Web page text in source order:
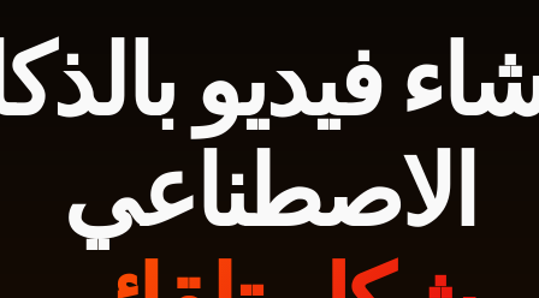
فيديو
الاصطناعي